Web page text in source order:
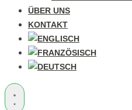
ÜBER UNS
KONTAKT